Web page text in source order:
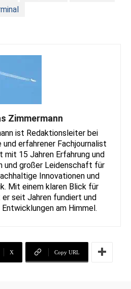
Zimmermann
ist Redaktionsleiter bei
erfahrener Fachjournalist
15 Jahren Erfahrung und
und großer Leidenschaft für
Innovationen und
Mit einem klaren Blick für
seit Jahren fundiert und
am Himmel.
X Copy URL